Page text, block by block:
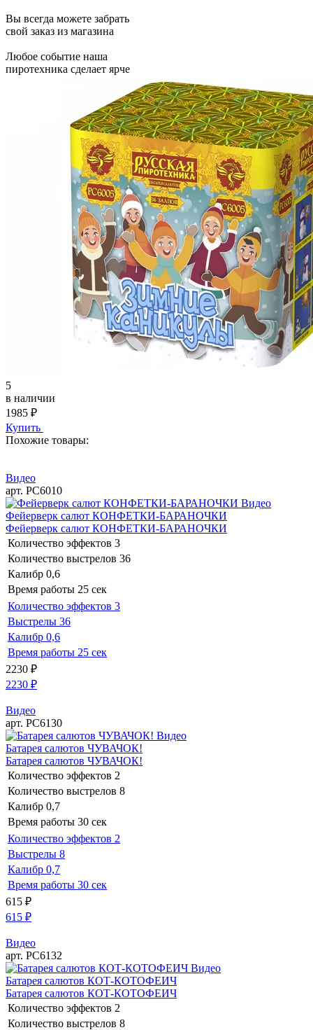
Вы всегда можете забрать
свой заказ из магазина
Любое событие наша
пиротехника сделает ярче
5
в наличии
1985 ₽
Купить
Похожие товары:
Видео
арт. РС6010
Видео
Фейерверк салют КОНФЕТКИ-БАРАНОЧКИ
Фейерверк салют КОНФЕТКИ-БАРАНОЧКИ
Количество эффектов 3
Количество выстрелов 36
Калибр 0,6
Время работы 25 сек
Количество эффектов 3
Выстрелы 36
Калибр 0,6
Время работы 25 сек
2230 ₽
2230 ₽
Видео
арт. РС6130
Видео
Батарея салютов ЧУВАЧОК!
Батарея салютов ЧУВАЧОК!
Количество эффектов 2
Количество выстрелов 8
Калибр 0,7
Время работы 30 сек
Количество эффектов 2
Выстрелы 8
Калибр 0,7
Время работы 30 сек
615 ₽
615 ₽
Видео
арт. РС6132
Видео
Батарея салютов КОТ-КОТОФЕИЧ
Батарея салютов КОТ-КОТОФЕИЧ
Количество эффектов 2
Количество выстрелов 8